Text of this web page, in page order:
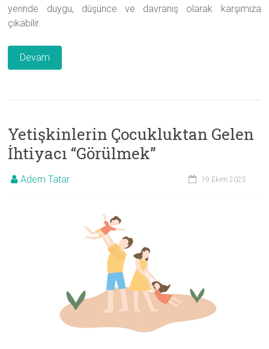
yerinde duygu, düşünce ve davranış olarak karşımıza
çıkabilir.
Devam
Yetişkinlerin Çocukluktan Gelen
İhtiyacı “Görülmek”
Adem Tatar 19 Ekim 2025